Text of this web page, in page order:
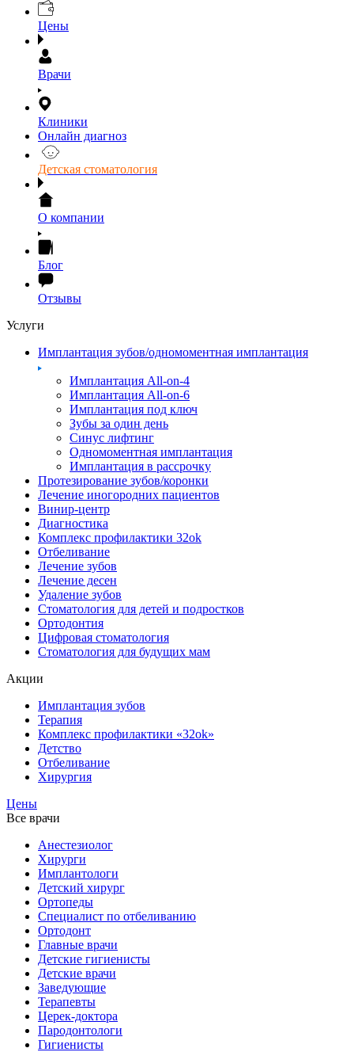
Цены
Врачи
Клиники
Онлайн диагноз
Детская стоматология
О компании
Блог
Отзывы
Услуги
Имплантация зубов/одномоментная имплантация
Имплантация All-on-4
Имплантация All-on-6
Имплантация под ключ
Зубы за один день
Синус лифтинг
Одномоментная имплантация
Имплантация в рассрочку
Протезирование зубов/коронки
Лечение иногородних пациентов
Винир-центр
Диагностика
Комплекс профилактики 32ok
Отбеливание
Лечение зубов
Лечение десен
Удаление зубов
Стоматология для детей и подростков
Ортодонтия
Цифровая стоматология
Стоматология для будущих мам
Акции
Имплантация зубов
Терапия
Комплекс профилактики «32ok»
Детство
Отбеливание
Хирургия
Цены
Все врачи
Анестезиолог
Хирурги
Имплантологи
Детский хирург
Ортопеды
Специалист по отбеливанию
Ортодонт
Главные врачи
Детские гигиенисты
Детские врачи
Заведующие
Терапевты
Церек-доктора
Пародонтологи
Гигиенисты